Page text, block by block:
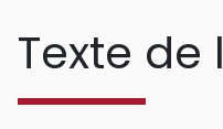
Texte de